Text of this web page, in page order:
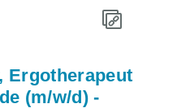
Ergotherapeut
(m/w/d) -